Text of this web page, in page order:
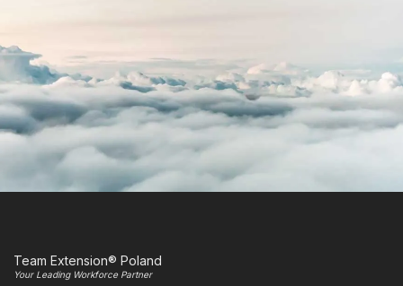
Team Extension® Poland
Your Leading Workforce Partner